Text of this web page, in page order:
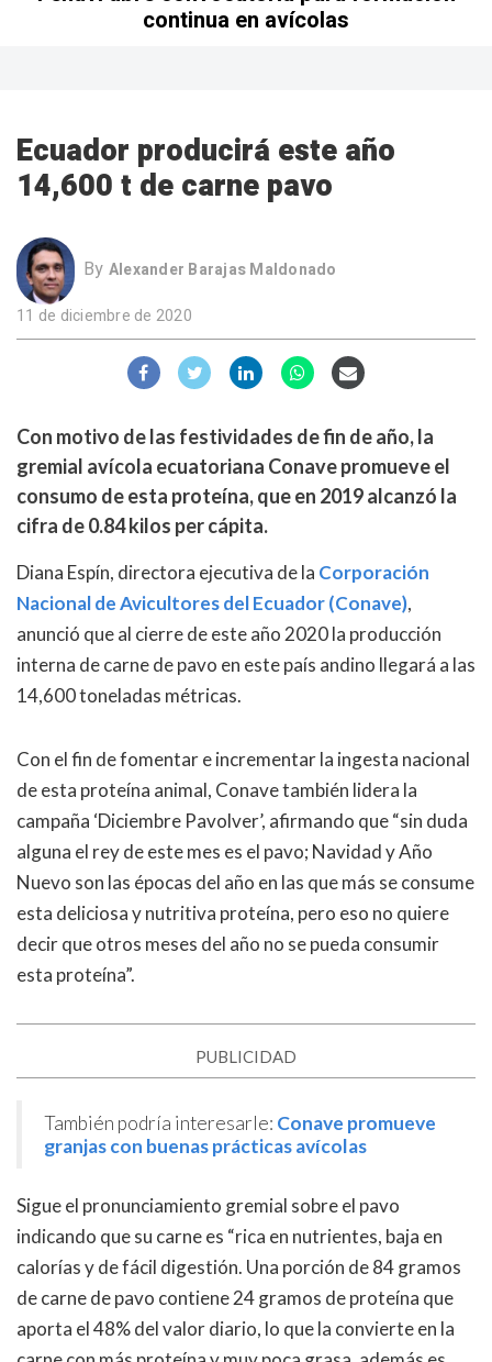
continua en avícolas
Ecuador producirá este año
14,600 t de carne pavo
By Alexander Barajas Maldonado
11 de diciembre de 2020
Con motivo de las festividades de fin de año, la
gremial avícola ecuatoriana Conave promueve el
consumo de esta proteína, que en 2019 alcanzó la
cifra de 0.84 kilos per cápita.
Diana Espín, directora ejecutiva de la Corporación
Nacional de Avicultores del Ecuador (Conave),
anunció que al cierre de este año 2020 la producción
interna de carne de pavo en este país andino llegará a las
14,600 toneladas métricas.
Con el fin de fomentar e incrementar la ingesta nacional
de esta proteína animal, Conave también lidera la
campaña ‘Diciembre Pavolver’, afirmando que “sin duda
alguna el rey de este mes es el pavo; Navidad y Año
Nuevo son las épocas del año en las que más se consume
esta deliciosa y nutritiva proteína, pero eso no quiere
decir que otros meses del año no se pueda consumir
esta proteína”.
PUBLICIDAD
También podría interesarle: Conave promueve
granjas con buenas prácticas avícolas
Sigue el pronunciamiento gremial sobre el pavo
indicando que su carne es “rica en nutrientes, baja en
calorías y de fácil digestión. Una porción de 84 gramos
de carne de pavo contiene 24 gramos de proteína que
aporta el 48% del valor diario, lo que la convierte en la